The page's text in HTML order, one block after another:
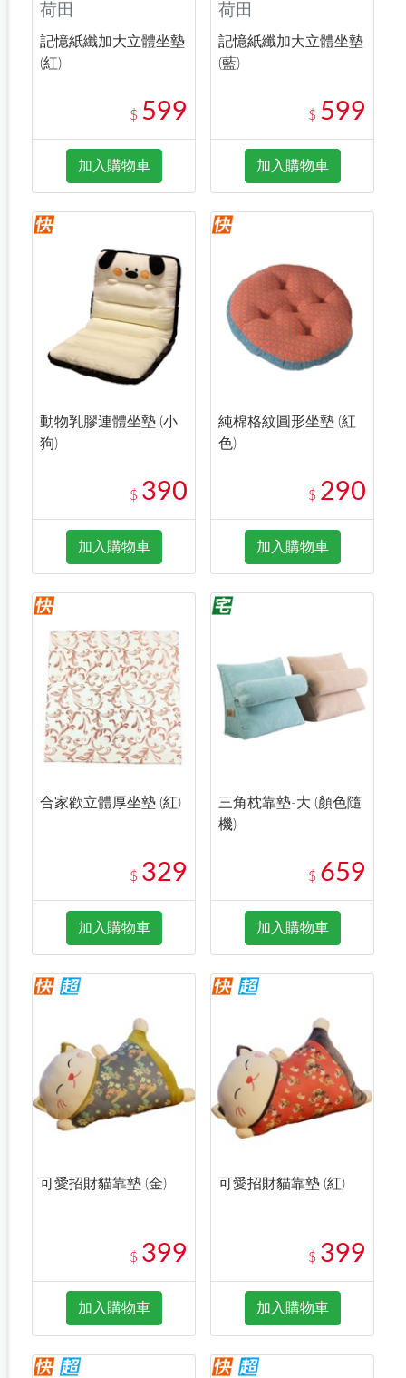
荷田
記憶紙纖加大立體坐墊
(紅)
$ 599
加入購物車
荷田
記憶紙纖加大立體坐墊
(藍)
$ 599
加入購物車
動物乳膠連體坐墊 (小
狗)
$ 390
加入購物車
純棉格紋圓形坐墊 (紅
色)
$ 290
加入購物車
合家歡立體厚坐墊 (紅)
$ 329
加入購物車
三角枕靠墊-大 (顏色隨
機)
$ 659
加入購物車
可愛招財貓靠墊 (金)
$ 399
加入購物車
可愛招財貓靠墊 (紅)
$ 399
加入購物車